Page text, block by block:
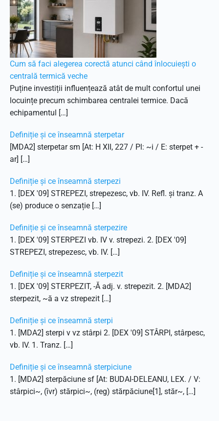
Cum să faci alegerea corectă atunci când înlocuiești o
centrală termică veche
Puține investiții influențează atât de mult confortul unei
locuințe precum schimbarea centralei termice. Dacă
echipamentul […]
Definiție și ce înseamnă sterpetar
[MDA2] sterpetar sm [At: H XII, 227 / Pl: ~i / E: sterpet + -
ar] […]
Definiție și ce înseamnă sterpezi
1. [DEX '09] STREPEZI, strepezesc, vb. IV. Refl. și tranz. A
(se) produce o senzație […]
Definiție și ce înseamnă sterpezire
1. [DEX '09] STERPEZI vb. IV v. strepezi. 2. [DEX '09]
STREPEZI, strepezesc, vb. IV. […]
Definiție și ce înseamnă sterpezit
1. [DEX '09] STERPEZIT, -Ă adj. v. strepezit. 2. [MDA2]
sterpezit, ~ă a vz strepezit […]
Definiție și ce înseamnă sterpi
1. [MDA2] sterpi v vz stârpi 2. [DEX '09] STÂRPI, stârpesc,
vb. IV. 1. Tranz. […]
Definiție și ce înseamnă sterpiciune
1. [MDA2] sterpăciune sf [At: BUDAI-DELEANU, LEX. / V:
stârpici~, (îvr) stărpici~, (reg) stărpăciune[1], stăr~, […]